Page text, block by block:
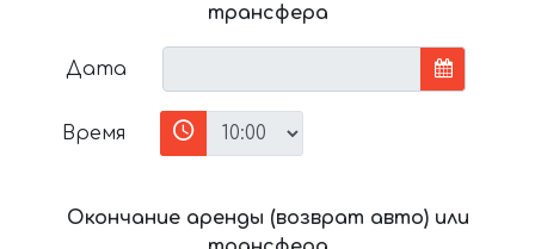
трансфера
Дата
Время
Окончание аренды (возврат авто) или